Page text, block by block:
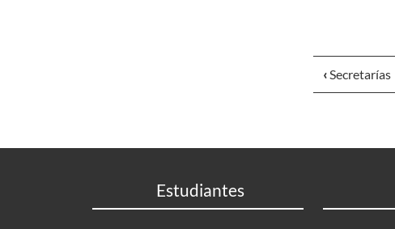
‹Secretarías
Estudiantes